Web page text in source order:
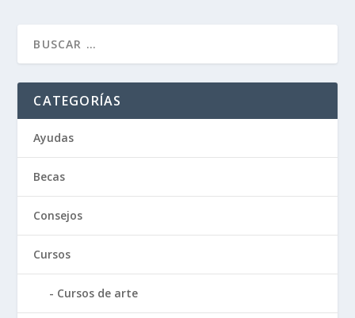
CATEGORÍAS
Ayudas
Becas
Consejos
Cursos
Cursos de arte